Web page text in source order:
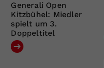
Generali Open
Kitzbühel: Miedler
spielt um 3.
Doppeltitel